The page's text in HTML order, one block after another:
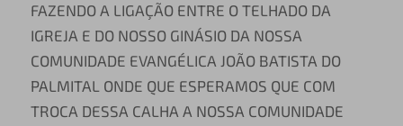
FAZENDO A LIGAÇÃO ENTRE O TELHADO DA
IGREJA E DO NOSSO GINÁSIO DA NOSSA
COMUNIDADE EVANGÉLICA JOÃO BATISTA DO
PALMITAL ONDE QUE ESPERAMOS QUE COM
TROCA DESSA CALHA A NOSSA COMUNIDADE